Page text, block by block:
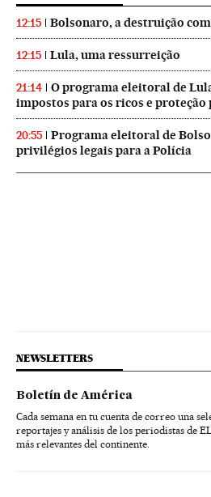
12:15 Bolsonaro, a destruição
12:15 Lula, uma ressurreição
21:14
O programa eleitoral de
impostos para os ricos e proteção
20:55
Programa eleitoral de
privilégios legais para a Polícia
NEWSLETTERS
Boletín de América
Cada semana en tu cuenta de correo una
reportajes y análisis de los periodistas de
más relevantes del continente.